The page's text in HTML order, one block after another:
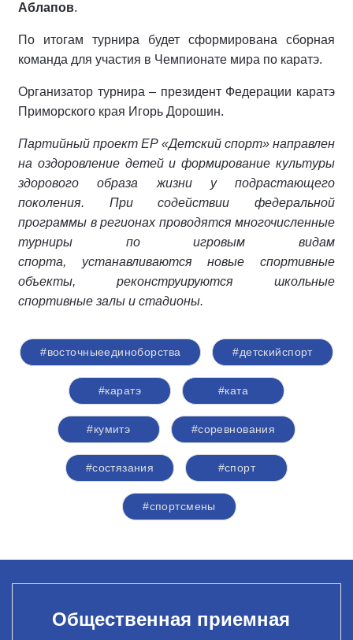
Аблапов.
По итогам турнира будет сформирована сборная
команда для участия в Чемпионате мира по каратэ.
Организатор турнира – президент Федерации каратэ
Приморского края Игорь Дорошин.
Партийный проект ЕР «Детский спорт» направлен
на оздоровление детей и формирование культуры
здорового образа жизни у подрастающего
поколения. При содействии федеральной
программы в регионах проводятся многочисленные
турниры по игровым видам
спорта, устанавливаются новые спортивные
объекты, реконструируются школьные
спортивные залы и стадионы.
#восточныеединоборства #детскийспорт
#каратэ #ката
#кумитэ #соревнования
#состязания #спорт
#спортсмены
Общественная приемная